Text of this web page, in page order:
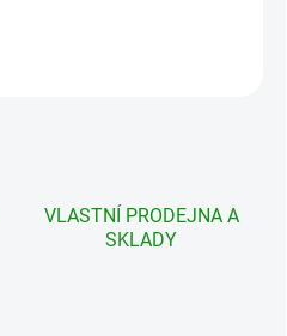
VLASTNÍ PRODEJNA A
SKLADY